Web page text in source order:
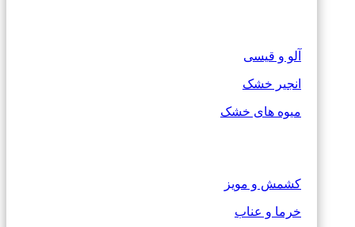
آلو و قیسی
انجیر خشک
میوه های خشک
کشمش و مویز
خرما و عناب